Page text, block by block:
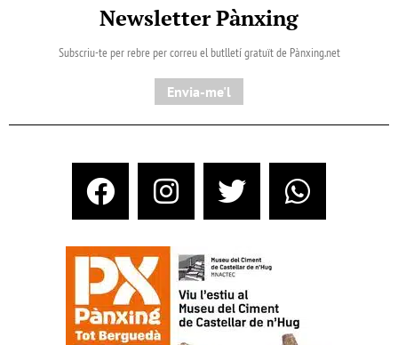
Newsletter Pànxing
Subscriu-te per rebre per correu el butlletí gratuït de Pànxing.net​
Envia-me'l